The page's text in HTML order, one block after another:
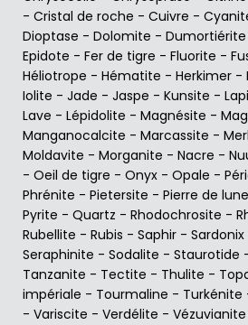
- Cristal de roche - Cuivre -
Dioptase - Dolomite - Dumortiérite
Epidote - Fer de tigre - Fluorite -
Héliotrope - Hématite - Herkimer -
Iolite - Jade - Jaspe - Kunsite -
Lave - Lépidolite - Magnésite -
Manganocalcite - Marcassite -
Moldavite - Morganite - Nacre -
- Oeil de tigre - Onyx - Opale -
Phrénite - Pietersite - Pierre de lune
Pyrite - Quartz - Rhodochrosite -
Rubellite - Rubis - Saphir - Sardonix
Seraphinite - Sodalite - Staurotide
Tanzanite - Tectite - Thulite -
impériale - Tourmaline - Turkénite
- Variscite - Verdélite - Vézuvianite